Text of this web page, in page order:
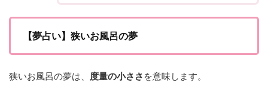
【夢占い】狭いお風呂の夢
狭いお風呂の夢は、 度量の小ささ を意味します。